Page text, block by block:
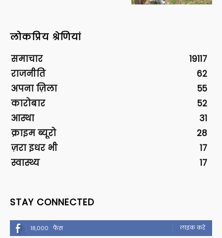
लोकप्रिय श्रेणियां
समाचार
19117
राजनीति
62
अपना ज़िला
55
कारोबार
52
आस्था
31
क्राइम ब्यूरो
28
ज़रा इधर भी
17
स्वास्थ्य
17
STAY CONNECTED
18,000 फैंस लाइक करें